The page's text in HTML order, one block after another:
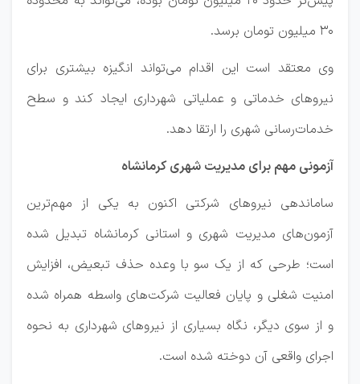
۳۰ میلیون تومان برسد.
وی معتقد است این اقدام می‌تواند انگیزه بیشتری برای
نیروهای خدماتی و عملیاتی شهرداری ایجاد کند و سطح
خدمات‌رسانی شهری را ارتقا دهد.
آزمونی مهم برای مدیریت شهری کرمانشاه
ساماندهی نیروهای شرکتی اکنون به یکی از مهم‌ترین
آزمون‌های مدیریت شهری و استانی کرمانشاه تبدیل شده
است؛ طرحی که از یک سو با وعده حذف تبعیض، افزایش
امنیت شغلی و پایان فعالیت شرکت‌های واسطه همراه شده
و از سوی دیگر، نگاه بسیاری از نیروهای شهرداری به نحوه
اجرای واقعی آن دوخته شده است.